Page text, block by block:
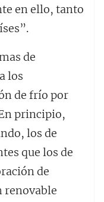
en ello, tanto
de
los
de frío por
principio,
los de
que los de
de
renovable